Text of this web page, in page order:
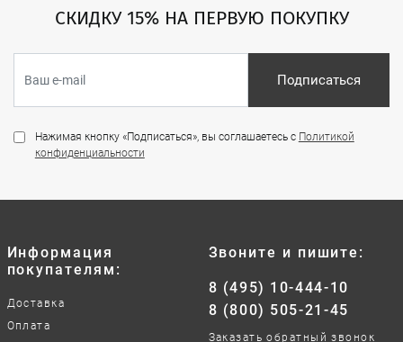
СКИДКУ 15% НА ПЕРВУЮ ПОКУПКУ
Подписаться
Нажимая кнопку «Подписаться», вы соглашаетесь с Политикой
конфиденциальности
Информация
покупателям:
Доставка
Оплата
Звоните и пишите:
8 (495) 10-444-10
8 (800) 505-21-45
Заказать обратный звонок